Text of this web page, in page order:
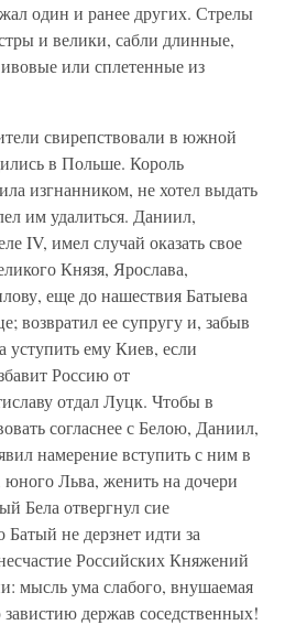
один и ранее других. Стрелы
и велики, сабли длинные,
или сплетенные из
свирепствовали в южной
в Польше. Король
изгнанником, не хотел выдать
им удалиться. Даниил,
IV, имел случай оказать свое
Князя, Ярослава,
еще до нашествия Батыева
возвратил ее супругу и, забыв
уступить ему Киев, если
Россию от
отдал Луцк. Чтобы в
согласнее с Белою, Даниил,
намерение вступить с ним в
юного Льва, женить на дочери
Бела отвергнул сие
не дерзнет идти за
Российских Княжений
мысль ума слабого, внушаемая
держав соседственных!